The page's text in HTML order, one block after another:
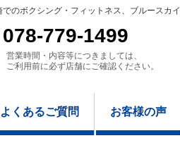
のボクシング・フィットネス、ブルースカイ
078-779-1499
営業時間・内容等につきましては、
ご利用前に必ず店舗にご確認ください。
よくあるご質問 お客様の声